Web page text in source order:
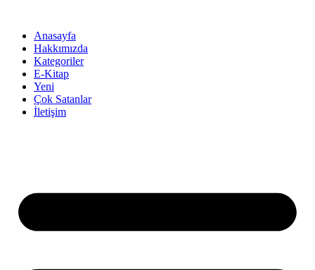
Anasayfa
Hakkımızda
Kategoriler
E-Kitap
Yeni
Çok Satanlar
İletişim